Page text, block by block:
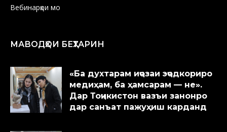
Вебинарҳои мо
МАВОДҲОИ БЕҲТАРИН
«Ба духтарам иҷозаи эҷодкориро
медиҳам, ба ҳамсарам — не».
Дар Тоҷикистон вазъи занонро
дар санъат пажуҳиш карданд